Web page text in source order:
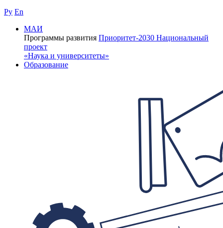
Ру En
МАИ
Программы развития Приоритет-2030 Национальный
проект
«Наука и университеты»
Образование